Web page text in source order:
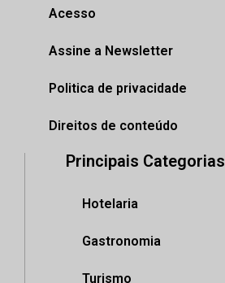
Acesso
Assine a Newsletter
Politica de privacidade
Direitos de conteúdo
Principais Categorias
Hotelaria
Gastronomia
Turismo